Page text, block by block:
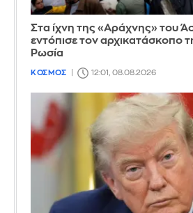
Στα ίχνη της «Αράχνης» του
εντόπισε τον αρχικατάσκοπο
Ρωσία
ΚΟΣΜΟΣ 12:01, 08.08.2026